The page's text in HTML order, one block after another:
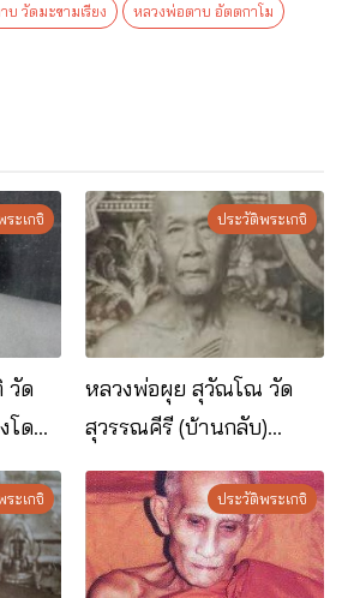
บ วัดมะขามเรียง หลวงพ่อตาบ อัตตกาโม
ะเกจิ
วัด
โดน
ประวัติพระเกจิ
หลวงพ่อผุย สุวัณโณ วัด
สุวรรณคีรี (บ้านกลับ)
อ.หนองโดน จ.สระบุรี
ะเกจิ ประวัติพระเกจิ